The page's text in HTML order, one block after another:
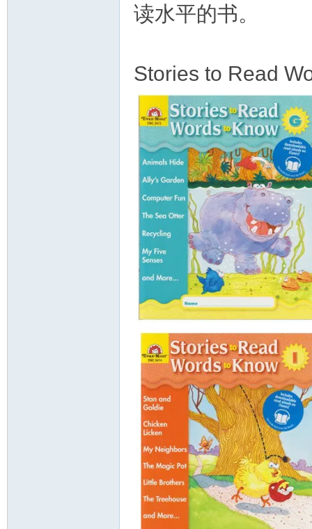
读水平的书。
Stories to Read